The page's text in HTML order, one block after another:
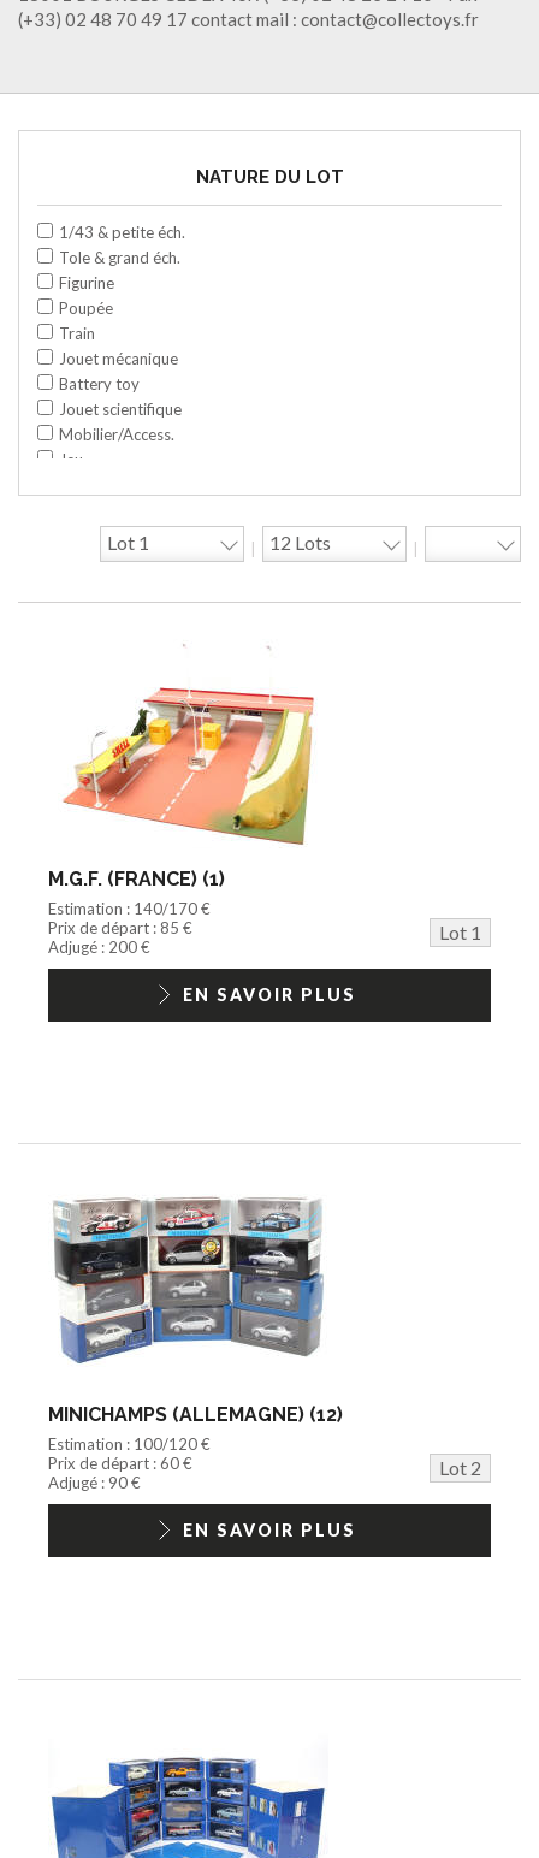
(+33) 02 48 70 49 17 contact mail : contact@collectoys.fr
NATURE DU LOT
1/43 & petite éch.
Tole & grand éch.
Figurine
Poupée
Train
Jouet mécanique
Battery toy
Jouet scientifique
Mobilier/Access.
Jeu
Travaux publics
Jeu construction
Action Figure
Peluche
Disque
Agricole
Documentation
Playmobil/Lego
Barbie/Big Jim
Jouets Fast Food
Trading cards
1/18ème moderne
M.G.F. (FRANCE) (1)
Estimation : 140/170 €
Prix de départ : 85 €
Lot 1
Adjugé : 200 €
EN SAVOIR PLUS
MINICHAMPS (ALLEMAGNE) (12)
Estimation : 100/120 €
Prix de départ : 60 €
Lot 2
Adjugé : 90 €
EN SAVOIR PLUS